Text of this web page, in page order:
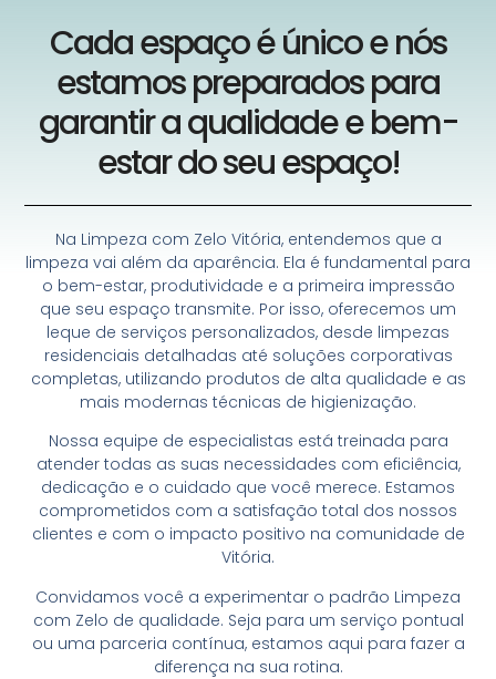
Cada espaço é único e nós
estamos preparados para
garantir a qualidade e bem-
estar do seu espaço!
Na Limpeza com Zelo Vitória, entendemos que a
limpeza vai além da aparência. Ela é fundamental para
o bem-estar, produtividade e a primeira impressão
que seu espaço transmite. Por isso, oferecemos um
leque de serviços personalizados, desde limpezas
residenciais detalhadas até soluções corporativas
completas, utilizando produtos de alta qualidade e as
mais modernas técnicas de higienização.
Nossa equipe de especialistas está treinada para
atender todas as suas necessidades com eficiência,
dedicação e o cuidado que você merece. Estamos
comprometidos com a satisfação total dos nossos
clientes e com o impacto positivo na comunidade de
Vitória.
Convidamos você a experimentar o padrão Limpeza
com Zelo de qualidade. Seja para um serviço pontual
ou uma parceria contínua, estamos aqui para fazer a
diferença na sua rotina.